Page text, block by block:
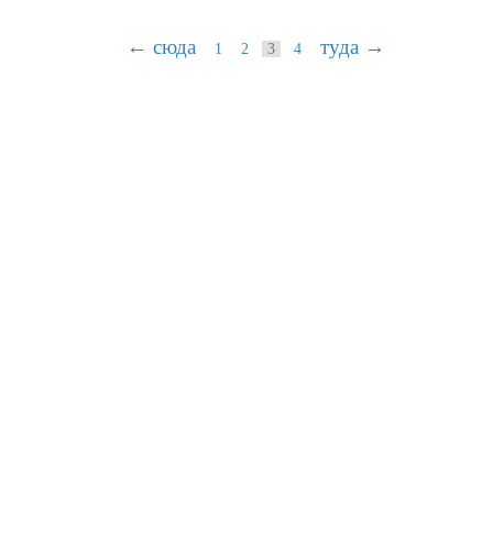
← сюда 1 2 3 4 туда →